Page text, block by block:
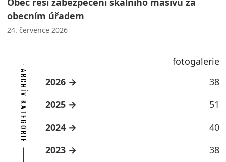
obecním úřadem
24. července 2026
fotogalerie
ARCHÍV KATEGORIE 2026
38
2025
51
2024
40
2023
38